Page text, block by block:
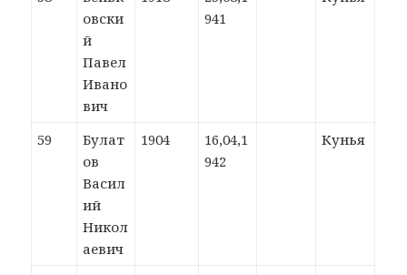
овски
й
Павел
Ивано
вич
941
59
Булат
ов
Васил
ий
Никол
аевич
1904
16,04,1
942
Кунья